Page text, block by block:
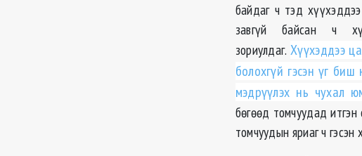
байдаг ч тэд
завгүй байсан ч
зориулдаг.Хүүхэддээ
болохгүй гэсэн үг
мэдрүүлэх нь чухал
бөгөөд томчуудад итгэн
томчуудын яриаг ч